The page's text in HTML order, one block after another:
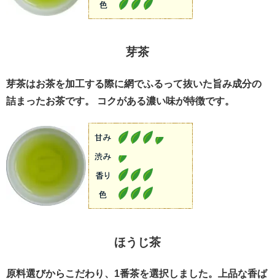
芽茶
芽茶はお茶を加工する際に網でふるって抜いた旨み成分の
詰まったお茶です。 コクがある濃い味が特徴です。
ほうじ茶
原料選びからこだわり、1番茶を選択しました。上品な香ば